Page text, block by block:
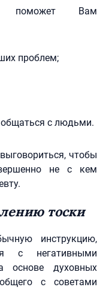
поможет Вам
проблем;
с людьми.
чтобы
не с кем
тоски
инструкцию,
с негативными
основе духовных
с советами